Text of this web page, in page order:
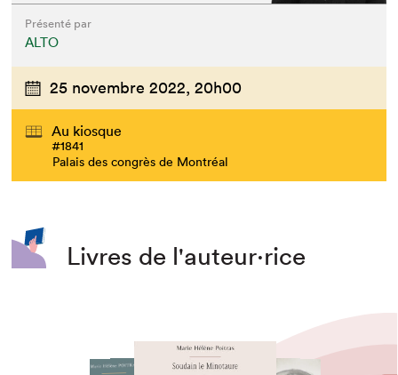
Présenté par
ALTO
25 novembre 2022, 20h00
Au kiosque
#1841
Palais des congrès de Montréal
Livres de l'auteur·rice